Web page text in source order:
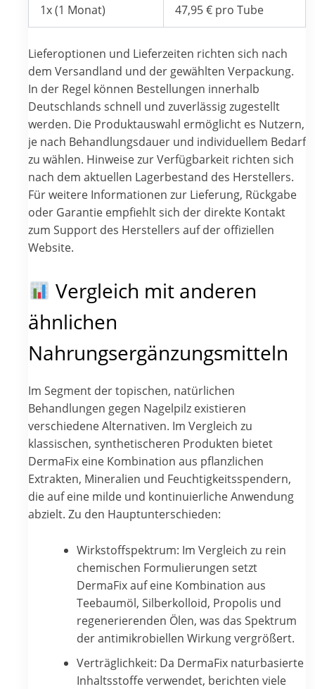
1x (1 Monat) 47,95 € pro Tube
Lieferoptionen und Lieferzeiten richten sich nach
dem Versandland und der gewählten Verpackung.
In der Regel können Bestellungen innerhalb
Deutschlands schnell und zuverlässig zugestellt
werden. Die Produktauswahl ermöglicht es Nutzern,
je nach Behandlungsdauer und individuellem Bedarf
zu wählen. Hinweise zur Verfügbarkeit richten sich
nach dem aktuellen Lagerbestand des Herstellers.
Für weitere Informationen zur Lieferung, Rückgabe
oder Garantie empfiehlt sich der direkte Kontakt
zum Support des Herstellers auf der offiziellen
Website.
Vergleich mit anderen
ähnlichen
Nahrungsergänzungsmitteln
Im Segment der topischen, natürlichen
Behandlungen gegen Nagelpilz existieren
verschiedene Alternativen. Im Vergleich zu
klassischen, synthetischeren Produkten bietet
DermaFix eine Kombination aus pflanzlichen
Extrakten, Mineralien und Feuchtigkeitsspendern,
die auf eine milde und kontinuierliche Anwendung
abzielt. Zu den Hauptunterschieden:
Wirkstoffspektrum: Im Vergleich zu rein
chemischen Formulierungen setzt
DermaFix auf eine Kombination aus
Teebaumöl, Silberkolloid, Propolis und
regenerierenden Ölen, was das Spektrum
der antimikrobiellen Wirkung vergrößert.
Verträglichkeit: Da DermaFix naturbasierte
Inhaltsstoffe verwendet, berichten viele